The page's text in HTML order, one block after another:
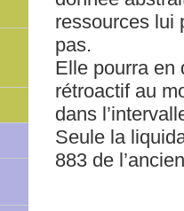
ressources lui
pas.
Elle pourra en
rétroactif au
dans
Seule la
883 de